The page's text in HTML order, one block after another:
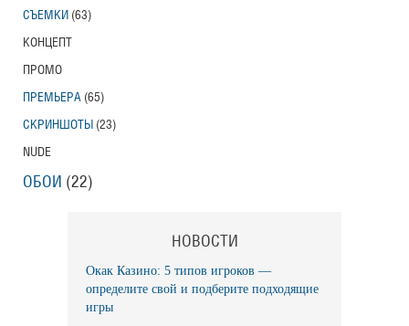
СЪЕМКИ (63)
КОНЦЕПТ
ПРОМО
ПРЕМЬЕРА (65)
СКРИНШОТЫ (23)
NUDE
ОБОИ (22)
НОВОСТИ
Окак Казино: 5 типов игроков —
определите свой и подберите подходящие
игры